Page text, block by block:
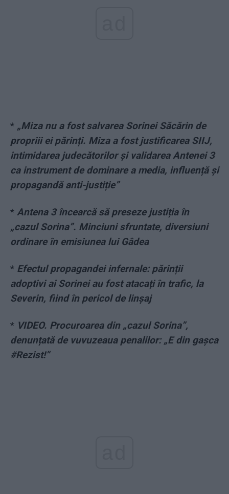
* „Miza nu a fost salvarea Sorinei Săcărin de
propriii ei părinți. Miza a fost justificarea SIIJ,
intimidarea judecătorilor și validarea Antenei 3
ca instrument de dominare a media, influență și
propagandă anti-justiție”
* Antena 3 încearcă să preseze justiția în
„cazul Sorina”. Minciuni sfruntate, diversiuni
ordinare în emisiunea lui Gâdea
* Efectul propagandei infernale: părinții
adoptivi ai Sorinei au fost atacați în trafic, la
Severin, fiind în pericol de linșaj
* VIDEO. Procuroarea din „cazul Sorina”,
denunțată de vuvuzeaua penalilor: „E din gașca
#Rezist!”